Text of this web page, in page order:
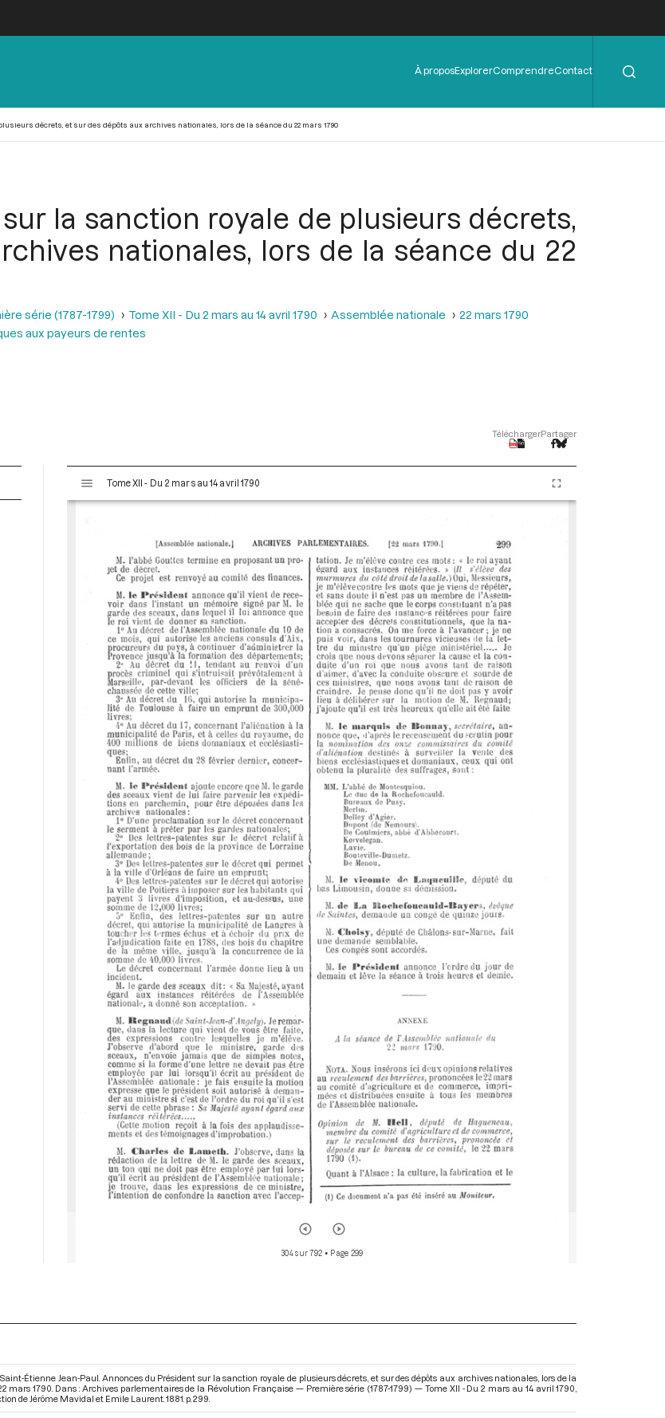
Menu
de
À proposExplorerComprendreContact
décrets, et sur des dépôts aux archives nationales, lors de la séance du 22 mars 1790
la sanction royale de plusieurs décrets,
nationales, lors de la séance du 22
série (1787-1799) Tome XII - Du 2 mars au 14 avril 1790 Assemblée nationale
22 mars 1790
aux payeurs de rentes
TéléchargerPartager
s
Tome XII - Du 2 mars au 14 avril 1790
304 sur 792 • Page 299
Étienne Jean-Paul. Annonces du Président sur la sanction royale de plusieurs décrets, et sur des dépôts aux archives nationales, lors de la
mars 1790. Dans : Archives parlementaires de la Révolution Française — Première série (1787-1799) — Tome XII - Du 2 mars au 14 avril 1790
de Jérôme Mavidal et Emile Laurent. 1881. p. 299.